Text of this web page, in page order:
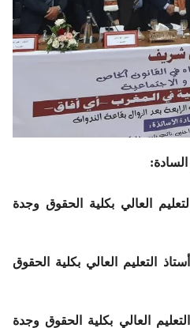
العالي بكلية الحقوق وجدة
التعليم العالي بكلية الحقوق
العالي بكلية الحقوق وجدة